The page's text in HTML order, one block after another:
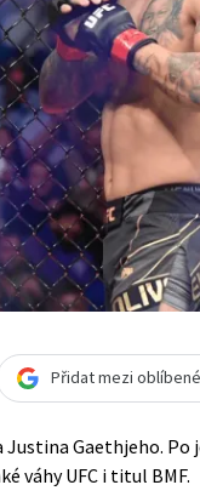
Přidat mezi
Gaethjeho. Po
váhy UFC i titul BMF.